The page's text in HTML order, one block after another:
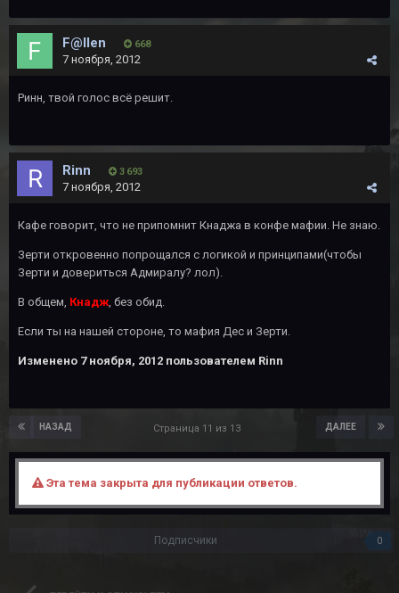
F@llen 668
7 ноября, 2012
Ринн, твой голос всё решит.
Rinn 3 693
7 ноября, 2012
Кафе говорит, что не припомнит Кнаджа в конфе мафии. Не знаю.
Зерти откровенно попрощался с логикой и принципами(чтобы
Зерти и довериться Адмиралу? лол).
В общем, Кнадж, без обид.
Если ты на нашей стороне, то мафия Дес и Зерти.
Изменено 7 ноября, 2012 пользователем Rinn
НАЗАД ДАЛЕЕ
Страница 11 из 13
Эта тема закрыта для публикации ответов.
Подписчики 0